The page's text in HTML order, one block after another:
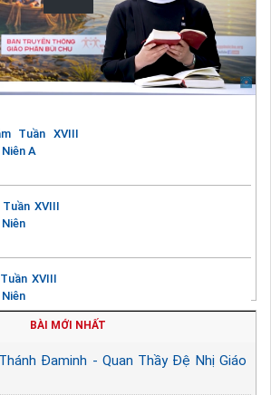
Tuần XVIII
A
XVIII
XVIII
BÀI MỚI NHẤT
Đaminh - Quan Thầy Đệ Nhị Giáo